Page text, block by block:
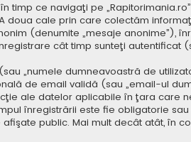
timp ce navigaţi pe
cale prin care colectăm
(denumite „mesaje anonime”),
cât timp sunteţi autentificat
„numele dumneavoastră de
de email validă (sau „email-ul
ale datelor aplicabile în ţara care
înregistrării este fie obligatorie
public. Mai mult decât atât, în